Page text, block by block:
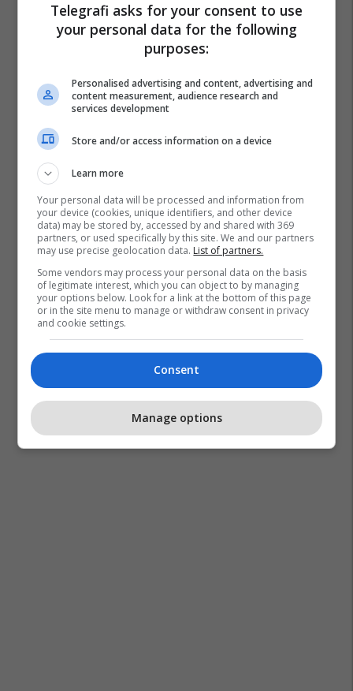
Telegrafi asks for your consent to use
your personal data for the following
purposes:
Personalised advertising and content, advertising and
content measurement, audience research and
services development
Store and/or access information on a device
Learn more
Your personal data will be processed and information from
your device (cookies, unique identifiers, and other device
data) may be stored by, accessed by and shared with 369
partners, or used specifically by this site. We and our partners
may use precise geolocation data. List of partners.
Some vendors may process your personal data on the basis
of legitimate interest, which you can object to by managing
your options below. Look for a link at the bottom of this page
or in the site menu to manage or withdraw consent in privacy
and cookie settings.
Consent
Manage options